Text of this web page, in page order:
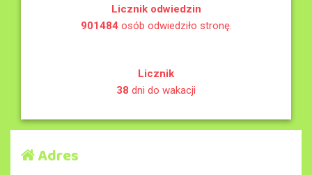
Licznik odwiedzin
901484osób odwiedziło stronę.
Licznik
38 dni do wakacji
Adres